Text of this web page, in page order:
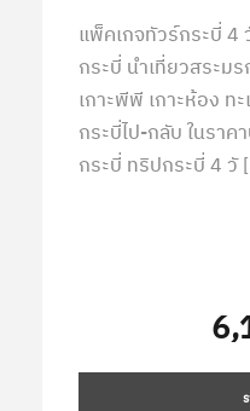
แพ็คเกจทัวร์กระบี่
กระบี่ นำเที่ยวสระม
เกาะพีพี เกาะห้อง
กระบี่ไป-กลับ ในรา
กระบี่ ทริปกระบี่ 4 วั